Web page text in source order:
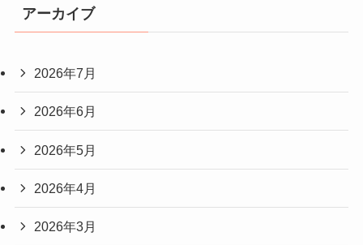
アーカイブ
2026年7月
2026年6月
2026年5月
2026年4月
2026年3月